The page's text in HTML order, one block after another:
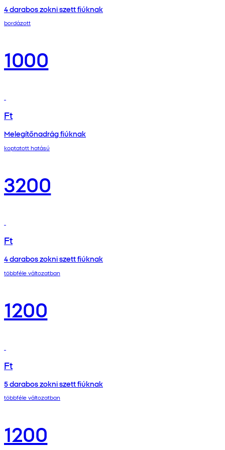
4 darabos zokni szett fiúknak
bordázott
1000
Ft
Melegítőnadrág fiúknak
koptatott hatású
3200
Ft
4 darabos zokni szett fiúknak
többféle változatban
1200
Ft
5 darabos zokni szett fiúknak
többféle változatban
1200